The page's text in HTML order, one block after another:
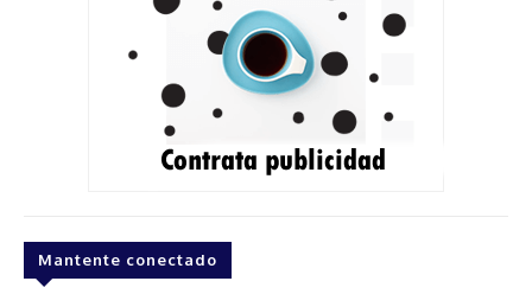
Mantente conectado